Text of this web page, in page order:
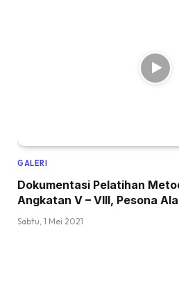
GALERI
Dokumentasi Pelatihan
Angkatan V – VIII, Pesona
Sabtu, 1 Mei 2021